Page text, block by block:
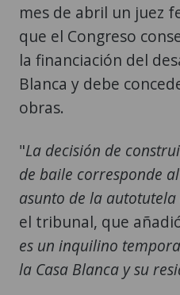
mes de abril un juez
que el Congreso
la financiación del
Blanca y debe
obras.
"La decisión de
de baile corresponde
asunto de la autotutela
el tribunal, que
es un inquilino
la Casa Blanca y su